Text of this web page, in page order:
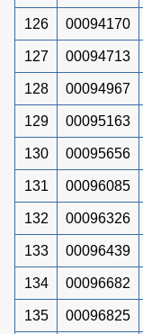
126 00094170
127 00094713
128 00094967
129 00095163
130 00095656
131 00096085
132 00096326
133 00096439
134 00096682
135 00096825